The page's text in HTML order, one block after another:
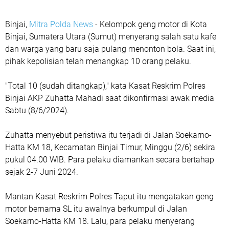
Binjai, Mitra Polda News - Kelompok geng motor di Kota
Binjai, Sumatera Utara (Sumut) menyerang salah satu kafe
dan warga yang baru saja pulang menonton bola. Saat ini,
pihak kepolisian telah menangkap 10 orang pelaku.
"Total 10 (sudah ditangkap)," kata Kasat Reskrim Polres
Binjai AKP Zuhatta Mahadi saat dikonfirmasi awak media
Sabtu (8/6/2024).
Zuhatta menyebut peristiwa itu terjadi di Jalan Soekarno-
Hatta KM 18, Kecamatan Binjai Timur, Minggu (2/6) sekira
pukul 04.00 WIB. Para pelaku diamankan secara bertahap
sejak 2-7 Juni 2024.
Mantan Kasat Reskrim Polres Taput itu mengatakan geng
motor bernama SL itu awalnya berkumpul di Jalan
Soekarno-Hatta KM 18. Lalu, para pelaku menyerang